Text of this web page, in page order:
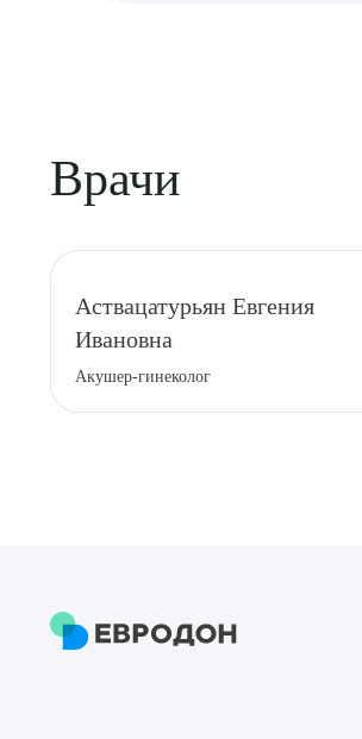
Врачи
Аствацатурьян Евгения
Ивановна
Акушер-гинеколог